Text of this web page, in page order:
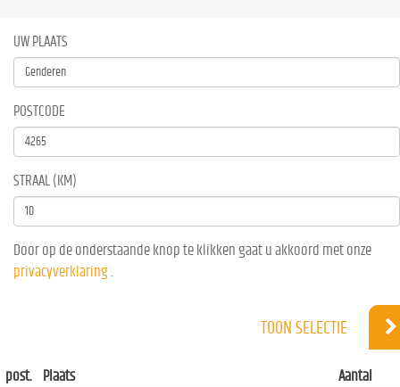
UW PLAATS
POSTCODE
STRAAL (KM)
Door op de onderstaande knop te klikken gaat u akkoord met onze
privacyverklaring
TOON SELECTIE
post. Plaats
Aantal